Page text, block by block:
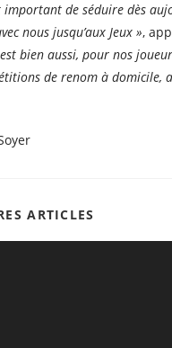
important de séduire dès
nous jusqu’aux Jeux »,
bien aussi, pour nos
de renom à domicile,
ARTICLES